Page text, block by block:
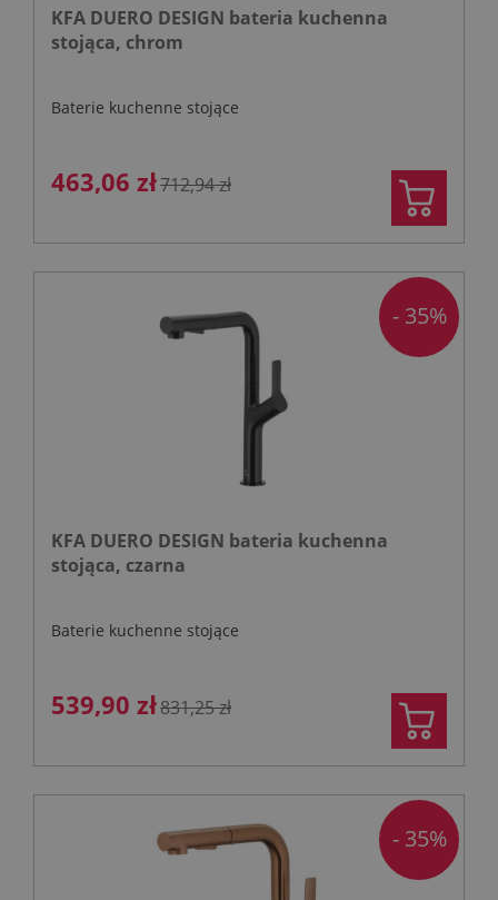
KFA DUERO DESIGN bateria kuchenna
stojąca, chrom
Baterie kuchenne stojące
463,06 zł712,94 zł
KFA DUERO DESIGN bateria kuchenna
stojąca, czarna
Baterie kuchenne stojące
539,90 zł831,25 zł
- 35%
- 35%